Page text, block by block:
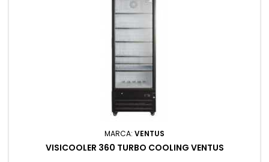
MARCA: VENTUS
VISICOOLER 360 TURBO COOLING VENTUS